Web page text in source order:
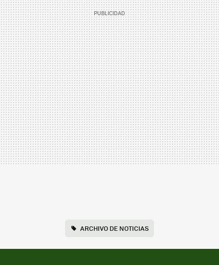
ARCHIVO DE NOTICIAS